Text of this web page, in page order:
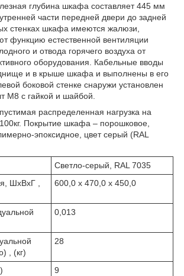
глубина шкафа составляет 445 мм
части передней двери до задней
стенках шкафа имеются жалюзи,
функцию естественной вентиляции
и отвода горячего воздуха от
оборудования. Кабельные вводы
и в крыше шкафа и выполнены в его
боковой стенке снаружи установлен
М8 с гайкой и шайбой.
распределенная нагрузка на
Покрытие шкафа – порошковое,
эпоксидное, цвет серый (RAL
Светло-серый, RAL 7035
ШxВxГ ,
600,0 x 470,0 x 450,0
0,013
, (кг)
28
9